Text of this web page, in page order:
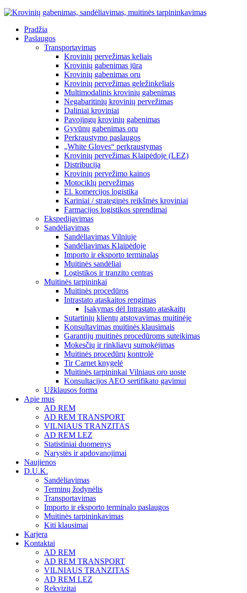
Pradžia
Paslaugos
Transportavimas
Krovinių pervežimas keliais
Krovinių gabenimas jūra
Krovinių gabenimas oru
Krovinių pervežimas geležinkeliais
Multimodalinis krovinių gabenimas
Negabaritinių krovinių pervežimas
Daliniai kroviniai
Pavojingų krovinių gabenimas
Gyvūnų gabenimas oru
Perkraustymo paslaugos
„White Gloves“ perkraustymas
Krovinių pervežimas Klaipėdoje (LEZ)
Distribucija
Krovinių pervežimo kainos
Motociklų pervežimas
El. komercijos logistika
Kariniai / strateginės reikšmės kroviniai
Farmacijos logistikos sprendimai
Ekspedijavimas
Sandėliavimas
Sandėliavimas Vilniuje
Sandėliavimas Klaipėdoje
Importo ir eksporto terminalas
Muitinės sandėliai
Logistikos ir tranzito centras
Muitinės tarpininkai
Muitinės procedūros
Intrastato ataskaitos rengimas
Įsakymas dėl Intrastato ataskaitų
Sutartinių klientų atstovavimas muitinėje
Konsultavimas muitinės klausimais
Garantijų muitinės procedūroms suteikimas
Mokesčių ir rinkliavų sumokėjimas
Muitinės procedūrų kontrolė
Tir Carnet knygelė
Muitinės tarpininkai Vilniaus oro uoste
Konsultacijos AEO sertifikato gavimui
Užklausos forma
Apie mus
AD REM
AD REM TRANSPORT
VILNIAUS TRANZITAS
AD REM LEZ
Statistiniai duomenys
Narystės ir apdovanojimai
Naujienos
D.U.K.
Sandėliavimas
Terminų žodynėlis
Transportavimas
Importo ir eksporto terminalo paslaugos
Muitinės tarpininkavimas
Kiti klausimai
Karjera
Kontaktai
AD REM
AD REM TRANSPORT
VILNIAUS TRANZITAS
AD REM LEZ
Rekvizitai